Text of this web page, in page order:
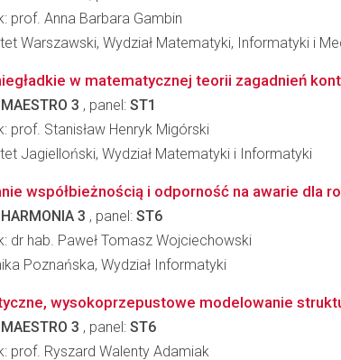
prof. Anna Barbara Gambin
Warszawski, Wydział Matematyki, Informatyki i
w matematycznej teorii zagadnień
MAESTRO 3 , panel: ST1
prof. Stanisław Henryk Migórski
Jagielloński, Wydział Matematyki i Informatyki
współbieżnością i odporność na awarie dla
HARMONIA 3 , panel: ST6
dr hab. Paweł Tomasz Wojciechowski
Poznańska, Wydział Informatyki
wysokoprzepustowe modelowanie
MAESTRO 3 , panel: ST6
prof. Ryszard Walenty Adamiak